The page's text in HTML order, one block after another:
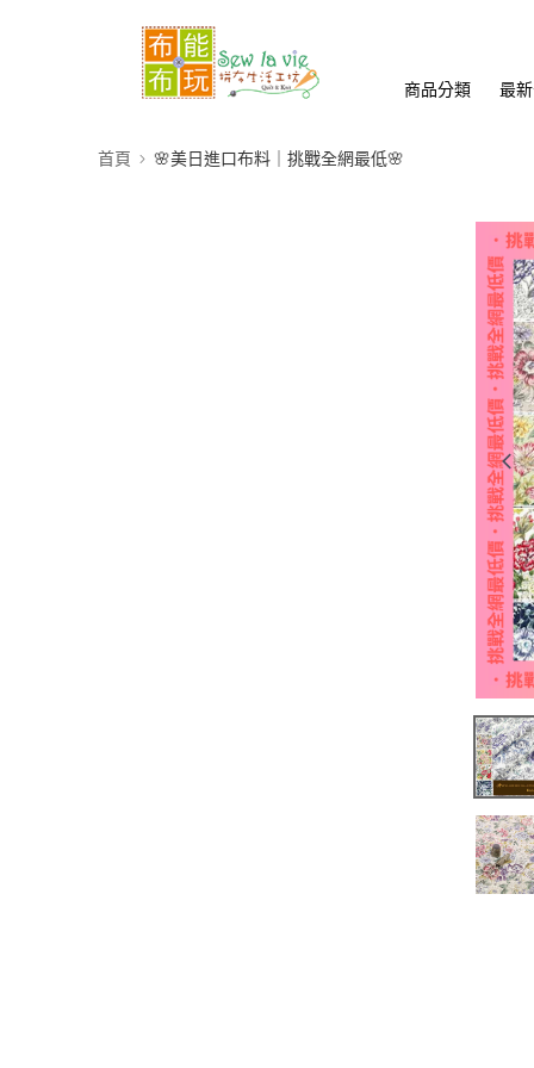
商品分類 最
首頁 🌸美日進口布料｜挑戰全網最低🌸